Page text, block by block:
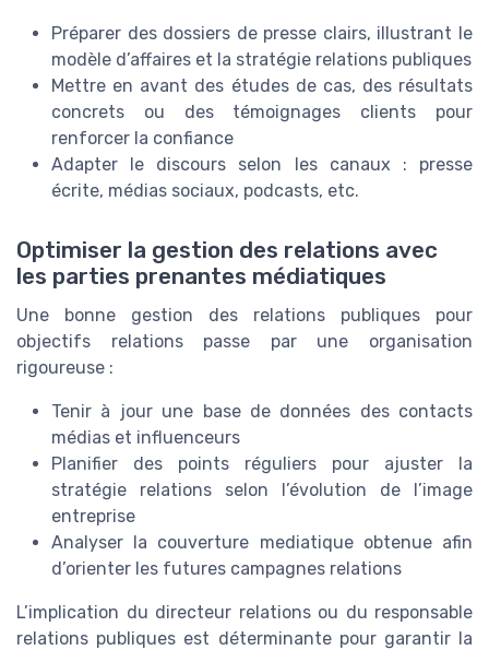
Préparer des dossiers de presse clairs, illustrant le
modèle d’affaires et la stratégie relations publiques
Mettre en avant des études de cas, des résultats
concrets ou des témoignages clients pour
renforcer la confiance
Adapter le discours selon les canaux : presse
écrite, médias sociaux, podcasts, etc.
Optimiser la gestion des relations avec
les parties prenantes médiatiques
Une bonne gestion des relations publiques pour
objectifs relations passe par une organisation
rigoureuse :
Tenir à jour une base de données des contacts
médias et influenceurs
Planifier des points réguliers pour ajuster la
stratégie relations selon l’évolution de l’image
entreprise
Analyser la couverture mediatique obtenue afin
d’orienter les futures campagnes relations
L’implication du directeur relations ou du responsable
relations publiques est déterminante pour garantir la